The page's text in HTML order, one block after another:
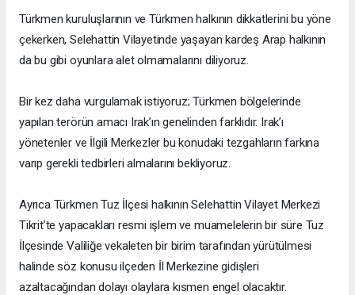
Türkmen kuruluşlarının ve Türkmen halkının dikkatlerini bu yöne
çekerken, Selehattin Vilayetinde yaşayan kardeş Arap halkının
da bu gibi oyunlara alet olmamalarını diliyoruz.
Bir kez daha vurgulamak istiyoruz; Türkmen bölgelerinde
yapılan terörün amacı Irak’ın genelinden farklıdır. Irak’ı
yönetenler ve İlgili Merkezler bu konudaki tezgahların farkına
varıp gerekli tedbirleri almalarını bekliyoruz.
Ayrıca Türkmen Tuz İlçesi halkının Selehattin Vilayet Merkezi
Tikrit’te yapacakları resmi işlem ve muamelelerin bir süre Tuz
İlçesinde Valiliğe vekaleten bir birim tarafından yürütülmesi
halinde söz konusu ilçeden İl Merkezine gidişleri
azaltacağından dolayı olaylara kısmen engel olacaktır.